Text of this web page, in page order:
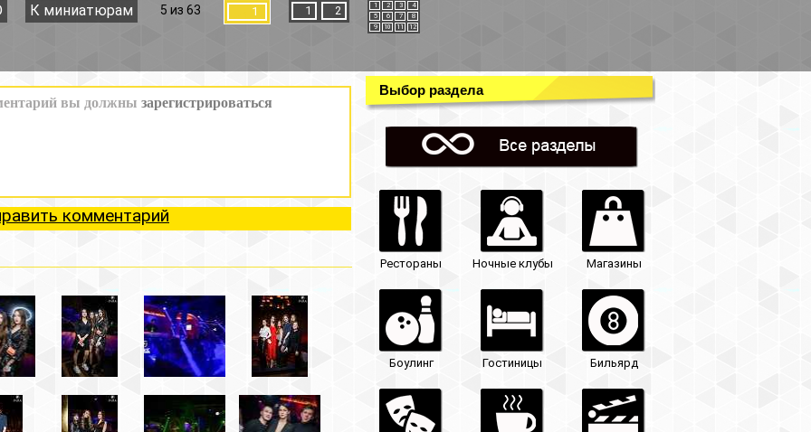
5 из 63 1 2 2 3
4
8
Выбор раздела
Рестораны Ночные клубы Магазины
Боулинг Бильярд